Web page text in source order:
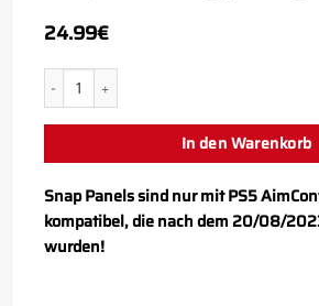
24.99€
PS5 BO7 Guild Snap Panel Menge
In den Warenkorb
Snap Panels sind nur mit PS5
kompatibel, die nach dem 20/08/
wurden!